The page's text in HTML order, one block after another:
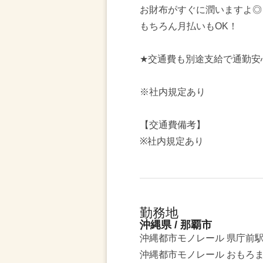
お財布がすぐに潤いますよ◎
もちろん月払いもOK！
★交通費も別途支給で通勤安
※社内規定あり
【交通費備考】
※社内規定あり
勤務地
沖縄県 / 那覇市
沖縄都市モノレール 県庁前駅
沖縄都市モノレール おもろ